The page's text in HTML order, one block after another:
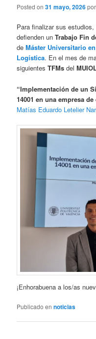
Posted on31 mayo, 2026por
Para finalizar sus
defienden unTrabajo Fin
deMáster Universitario
Logística. En el mes de
siguientesTFMs del
“Implementación de un
14001 en una empresa
Matías Eduardo Letelier
¡Enhorabuena a los/as
Publicado en noticias